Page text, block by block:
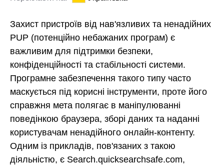
Захист пристроїв від нав'язливих та ненадійних
PUP (потенційно небажаних програм) є
важливим для підтримки безпеки,
конфіденційності та стабільності системи.
Програмне забезпечення такого типу часто
маскується під корисні інструменти, проте його
справжня мета полягає в маніпулюванні
поведінкою браузера, зборі даних та наданні
користувачам ненадійного онлайн-контенту.
Одним із прикладів, пов'язаних з такою
діяльністю, є Search.quicksearchsafe.com,